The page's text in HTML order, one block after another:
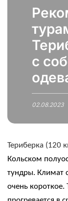
с
02.08.2023
Териберка (120
Кольском
тундры. Климат
очень короткое.